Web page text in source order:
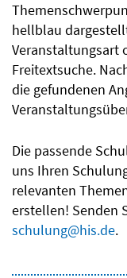
hellblau
Veranstaltungsart
Freitextsuche.
die gefundenen
Die passende
uns Ihren
relevanten
erstellen! Senden
schulung@his.de.